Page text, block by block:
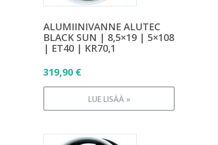
ALUMIINIVANNE ALUTEC
BLACK SUN | 8,5×19 | 5×108
| ET40 | KR70,1
319,90 €
LUE LISÄÄ »